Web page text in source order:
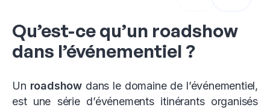
Qu’est-ce qu’un roadshow
dans l’événementiel ?
Un roadshow dans le domaine de l’événementiel,
est une série d’événements itinérants organisés